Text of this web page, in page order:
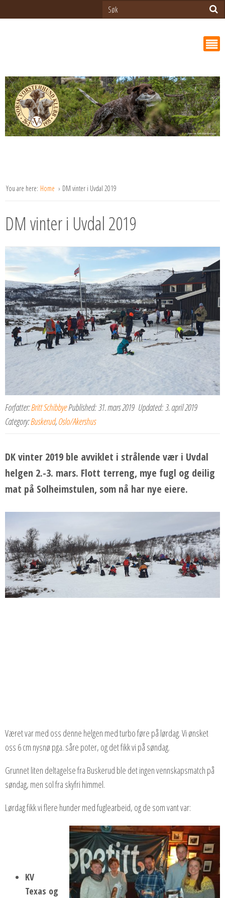
You are here: Home DM vinter i Uvdal 2019
DM vinter i Uvdal 2019
Forfatter:Britt SchibbyePublished: 31. mars 2019 Updated: 3. april 2019
Category:Buskerud,Oslo/Akershus
DK vinter 2019 ble avviklet i strålende vær i Uvdal
helgen 2.-3. mars. Flott terreng, mye fugl og deilig
mat på Solheimstulen, som nå har nye eiere.
Været var med oss denne helgen med turbo føre på lørdag. Vi ønsket
oss 6 cm nysnø pga. såre poter, og det fikk vi på søndag.
Grunnet liten deltagelse fra Buskerud ble det ingen vennskapsmatch på
søndag, men sol fra skyfri himmel.
Lørdag fikk vi flere hunder med fuglearbeid, og de som vant var:
KV
Texas og